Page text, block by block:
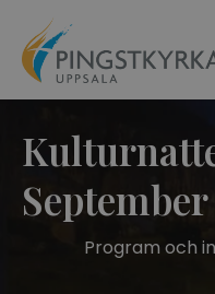
Program och